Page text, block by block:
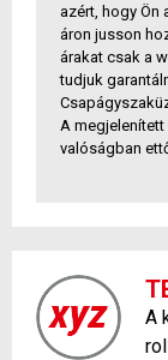
azért, hogy Ön
áron jusson
árakat csak a
tudjuk
A
valóságban
A